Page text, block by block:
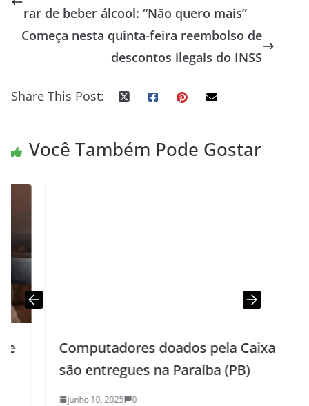
rar de beber álcool: “Não quero mais”
Começa nesta quinta-feira reembolso de
descontos ilegais do INSS
Share This Post:
Você Também Pode Gostar
Computadores doados pela Caixa
são entregues na Paraíba (PB)
junho 10, 2025 0